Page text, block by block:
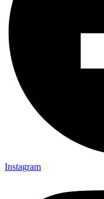
Instagram